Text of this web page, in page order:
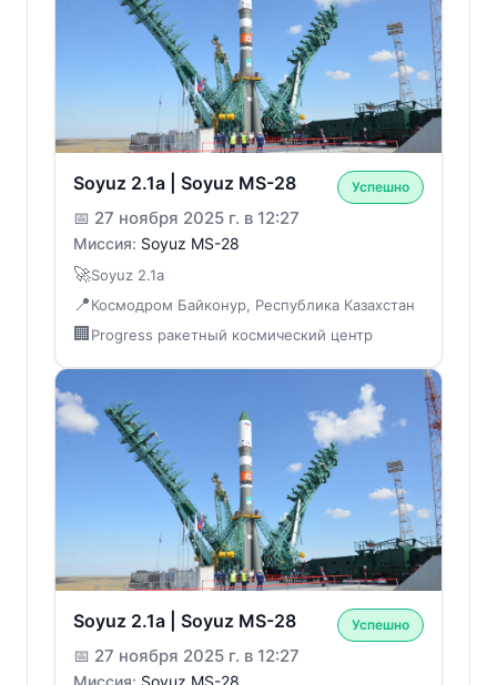
Soyuz 2.1a | Soyuz MS-28 Успешно
📅 27 ноября 2025 г. в 12:27
Миссия: Soyuz MS-28
🚀Soyuz 2.1a
📍Космодром Байконур, Республика Казахстан
🏢 Progress ракетный космический центр
Soyuz 2.1a | Soyuz MS-28 Успешно
📅 27 ноября 2025 г. в 12:27
Миссия: Soyuz MS-28